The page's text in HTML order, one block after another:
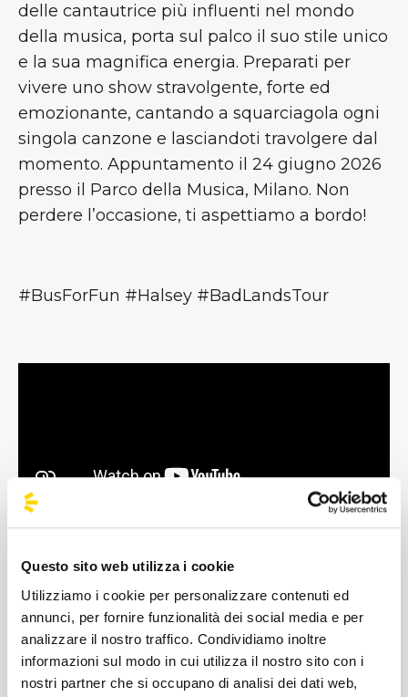
Questo sito web utilizza i cookie
Utilizziamo i cookie per personalizzare contenuti ed
annunci, per fornire funzionalità dei social media e per
analizzare il nostro traffico. Condividiamo inoltre
informazioni sul modo in cui utilizza il nostro sito con i
nostri partner che si occupano di analisi dei dati web,
delle cantautrice più influenti nel mondo
della musica, porta sul palco il suo stile unico
e la sua magnifica energia. Preparati per
vivere uno show stravolgente, forte ed
emozionante, cantando a squarciagola ogni
singola canzone e lasciandoti travolgere dal
momento. Appuntamento il 24 giugno 2026
presso il Parco della Musica, Milano. Non
perdere l’occasione, ti aspettiamo a bordo!
#BusForFun #Halsey #BadLandsTour
Halsey nasce il 29 settembre 1994 a Edison
nel New Jersey, da un padre di origini
afroamericane e una madre di origini
italiane. Inizia a studiare musica da